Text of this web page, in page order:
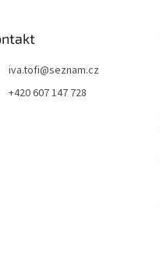
iva.tofi@seznam.cz
+420 607 147 728